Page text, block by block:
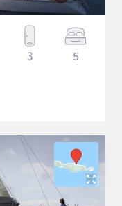
3 5